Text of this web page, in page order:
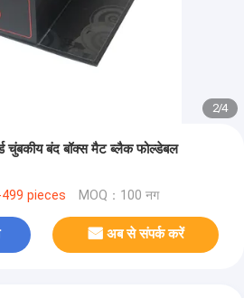
2/4
चुंबकीय बंद बॉक्स मैट ब्लैक फोल्डेबल
pieces MOQ：100 नग
अब से संपर्क करें